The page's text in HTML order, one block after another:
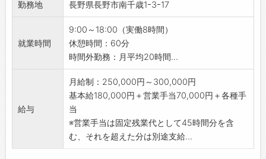
の売上に応じて設定をしていますので頑張った
す。事業部全員で力を合わせ、クライアントに
対して喜ばれるサービス提供を目指しておりま
す。
【入社後は】
まず1週間程度の座学研修や社内ツールの使い方
などを学んでいただきます。そのあと最初は電
話でアポ取り、先輩スタッフに同行し新規営業
を行い、実務を通して少しずつ業務を覚えてい
勤務地 長野県長野市南千歳1ｰ3ｰ17
就業時間
9:00～18:00（実働8時間）
休憩時間：60分
時間外勤務：月平均20時間...
給与
月給制：250,000円～300,000円
基本給180,000円＋営業手当70,000円＋各種手
当
※営業手当は固定残業代として45時間分を含
む、それを超えた分は別途支給...